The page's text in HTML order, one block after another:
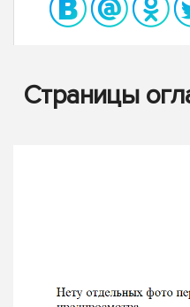
Страницы